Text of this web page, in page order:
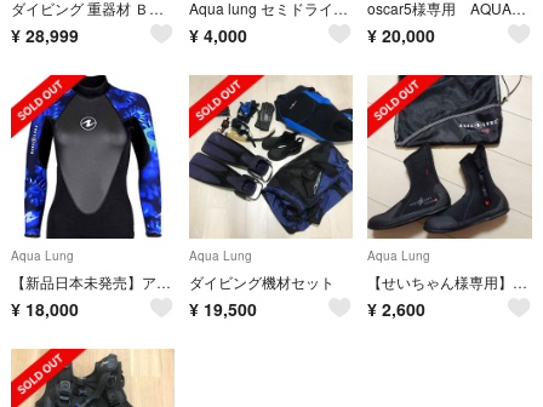
ダイビング 重器材 ＢＣＤ
¥ 28,999
Aqua lung セミドライスーツ
¥ 4,000
oscar5様専用 AQUALUNG アクアラング ディメンションｉ３
¥ 20,000
Aqua Lung
【新品日本未発売】アクアラングダイビング用レディースウエットスーツ3mm
¥ 18,000
Aqua Lung
ダイビング機材セット
¥ 19,500
Aqua Lung
【せいちゃん様専用】スキューバダイビング ブーツ
¥ 2,600